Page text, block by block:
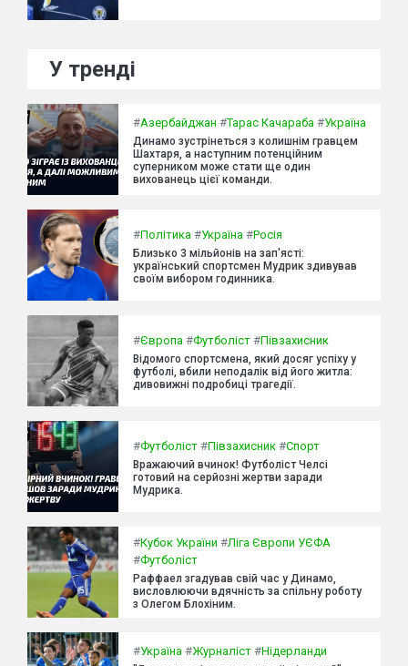
У тренді
#Азербайджан #Тарас Качараба #Україна
Динамо зустрінеться з колишнім гравцем
Шахтаря, а наступним потенційним
суперником може стати ще один
вихованець цієї команди.
#Політика #Україна #Росія
Близько 3 мільйонів на зап'ясті:
український спортсмен Мудрик здивував
своїм вибором годинника.
#Європа #Футболіст #Півзахисник
Відомого спортсмена, який досяг успіху у
футболі, вбили неподалік від його житла:
дивовижні подробиці трагедії.
#Футболіст #Півзахисник #Спорт
Вражаючий вчинок! Футболіст Челсі
готовий на серйозні жертви заради
Мудрика.
#Кубок України #Ліга Європи УЄФА
#Футболіст
Раффаел згадував свій час у Динамо,
висловлюючи вдячність за спільну роботу
з Олегом Блохіним.
#Україна #Журналіст #Нідерланди